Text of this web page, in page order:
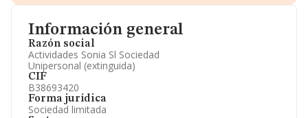
Información general
Razón social
Actividades Sonia Sl Sociedad
Unipersonal (extinguida)
CIF
B38693420
Forma jurídica
Sociedad limitada
Accionistas.
Artículos de prensa publicados sobre la empresa.
Información oficial y registral complementaria.